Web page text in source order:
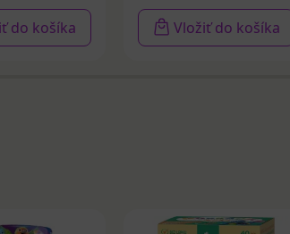
do košíka Vložiť do košíka